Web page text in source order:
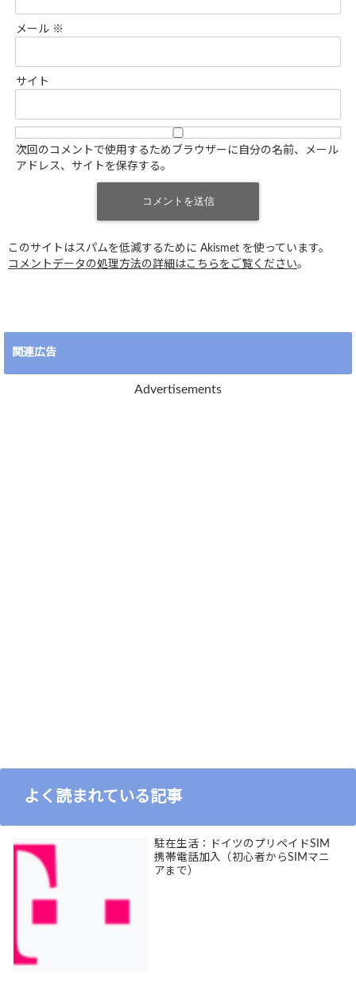
メール ※
サイト
次回のコメントで使用するためブラウザーに自分の名前、メール
アドレス、サイトを保存する。
このサイトはスパムを低減するために Akismet を使っています。
コメントデータの処理方法の詳細はこちらをご覧ください。
関連広告
Advertisements
よく読まれている記事
駐在生活：ドイツのプリペイドSIM
携帯電話加入（初心者からSIMマニ
アまで）